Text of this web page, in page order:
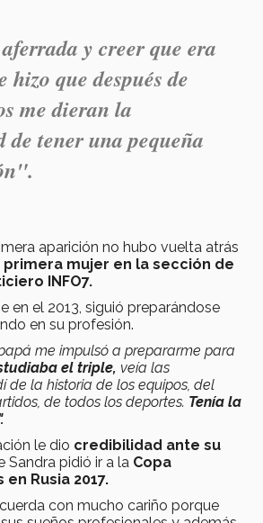
y creer que era
hizo que después de
me dieran la
de tener una pequeña
aparición no hubo vuelta atrás
primera mujer en la sección de
INFO7.
en el 2013, siguió preparándose
en su profesión.
me impulsó a prepararme para
el triple, veía las
de la historia de los equipos, del
de todos los deportes. Tenía la
le dio credibilidad ante su
Sandra pidió ir a la Copa
Rusia 2017.
con mucho cariño porque